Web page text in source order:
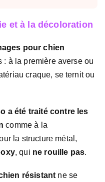
et à la décoloration
pour chien
: à la première averse ou
craque, se ternit ou
a été traité contre les
comme à la
la structure métal,
, qui ne rouille pas.
résistantne se